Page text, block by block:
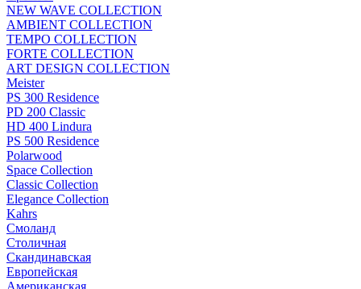
NEW WAVE COLLECTION
AMBIENT COLLECTION
TEMPO COLLECTION
FORTE COLLECTION
ART DESIGN COLLECTION
Meister
PS 300 Residence
PD 200 Classic
HD 400 Lindura
PS 500 Residence
Polarwood
Space Collection
Classic Collection
Elegance Collection
Kahrs
Смоланд
Столичная
Скандинавская
Европейская
Американская